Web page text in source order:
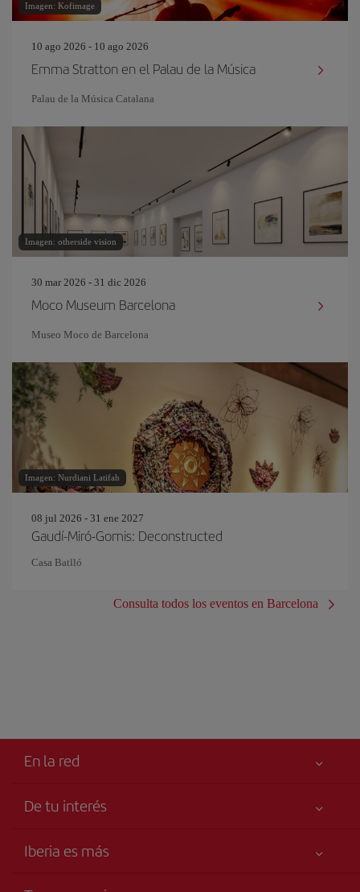
Imagen: Kofimage
10 ago 2026 - 10 ago 2026
Emma Stratton en el Palau de la Música
Palau de la Música Catalana
Imagen: otherside vision
30 mar 2026 - 31 dic 2026
Moco Museum Barcelona
Museo Moco de Barcelona
Imagen: Nurdiani Latifah
08 jul 2026 - 31 ene 2027
Gaudí-Miró-Gomis: Deconstructed
Casa Batlló
Consulta todos los eventos en Barcelona
En la red
De tu interés
Accesibilidad
Iberia es más